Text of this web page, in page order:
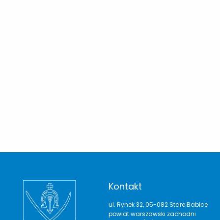
Kontakt
ul. Rynek 32, 05-082 Stare Babice
powiat warszawski zachodni